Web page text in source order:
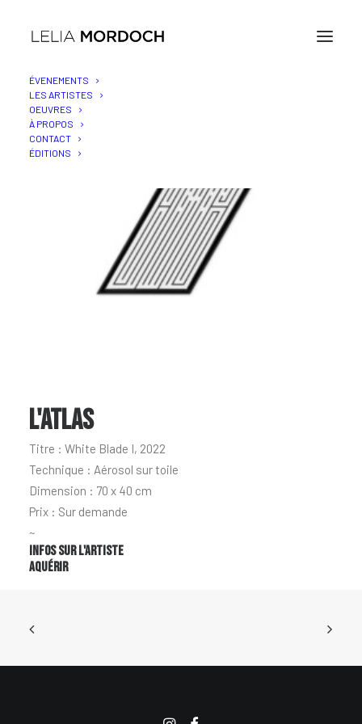
ÉVENEMENTS
LES ARTISTES
OEUVRES
À PROPOS
CONTACT
ÉDITIONS
L'ATLAS
Titre : White Blade I, 2022
Technique : Aérosol sur toile
Dimension : 70 x 40 cm
Prix : Sur demande
~
Infos sur l'artiste
Aquérir